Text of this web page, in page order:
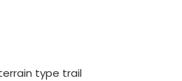
type trail